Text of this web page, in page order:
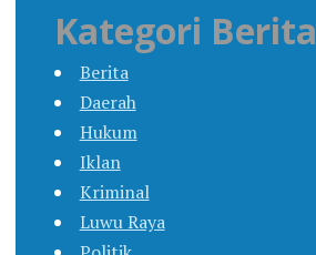
Kategori Berita
Berita
Daerah
Hukum
Iklan
Kriminal
Luwu Raya